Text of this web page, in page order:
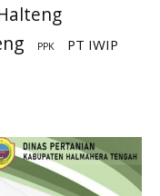
PPK PT IWIP